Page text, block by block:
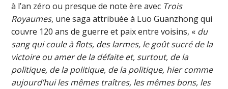
à l’an zéro ou presque de note ère avec Trois
Royaumes, une saga attribuée à Luo Guanzhong qui
couvre 120 ans de guerre et paix entre voisins, « du
sang qui coule à flots, des larmes, le goût sucré de la
victoire ou amer de la défaite et, surtout, de la
politique, de la politique, de la politique, hier comme
aujourd’hui les mêmes traîtres, les mêmes bons, les